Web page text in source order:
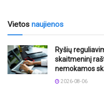
Vietos naujienos
Ryšių
skaitmeninį
nemokamos
2026-08-06